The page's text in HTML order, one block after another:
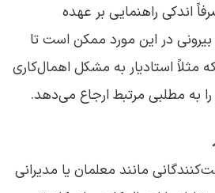
اندکی راهنمایی بر عهده
در این مورد ممکن است تا
استادیار به مشکل اهمال‌کاری
به مطلبی مرتبط ارجاع می‌دهد.
مانند معلمان یا مدیرانی